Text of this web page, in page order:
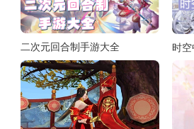
二次元回合制手游大全 时